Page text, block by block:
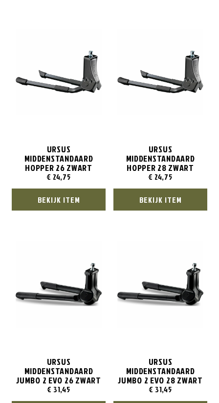
URSUS
MIDDENSTANDAARD
HOPPER 26 ZWART
€ 24,75
BEKIJK ITEM
URSUS
MIDDENSTANDAARD
HOPPER 28 ZWART
€ 24,75
BEKIJK ITEM
URSUS
MIDDENSTANDAARD
JUMBO 2 EVO 26 ZWART
€ 31,45
URSUS
MIDDENSTANDAARD
JUMBO 2 EVO 28 ZWART
€ 31,45